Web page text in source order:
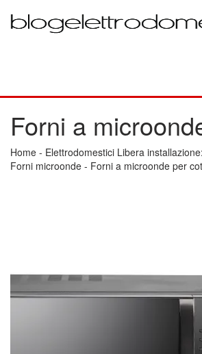
Forni a
Home - Elettrodomestici Libera
Forni microonde - Forni a microonde per